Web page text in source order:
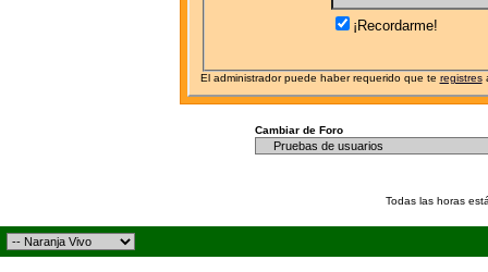
¡Recordarme!
El administrador puede haber requerido que te registres
Cambiar de Foro
Todas las horas